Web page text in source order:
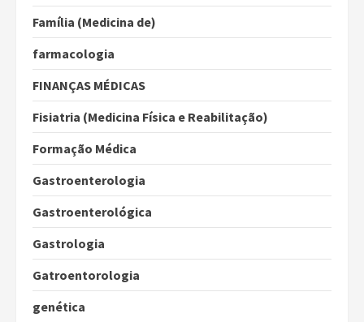
Família (Medicina de)
farmacologia
FINANÇAS MÉDICAS
Fisiatria (Medicina Física e Reabilitação)
Formação Médica
Gastroenterologia
Gastroenterológica
Gastrologia
Gatroentorologia
genética